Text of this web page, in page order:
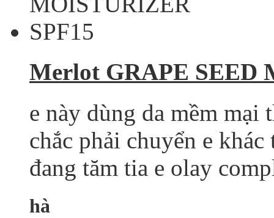
Merlot GRAPE SEED
e này dùng da mềm mại
chắc phải chuyển e
đang tăm tia e olay
hà